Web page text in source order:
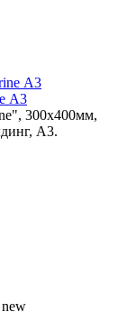
А3
300х400мм,
А3.
new